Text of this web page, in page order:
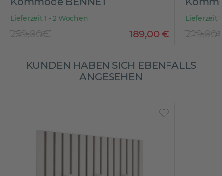
Lieferzeit 1 - 2 Wochen
189,00€
259,00€
Lieferzeit
KUNDEN HABEN SICH EBENFALLS
ANGESEHEN